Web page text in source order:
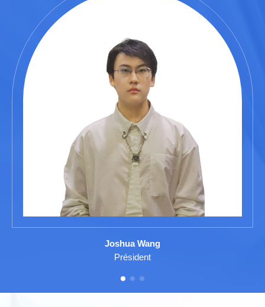
Joshua Wang
Président